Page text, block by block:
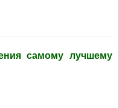
самому лучшему